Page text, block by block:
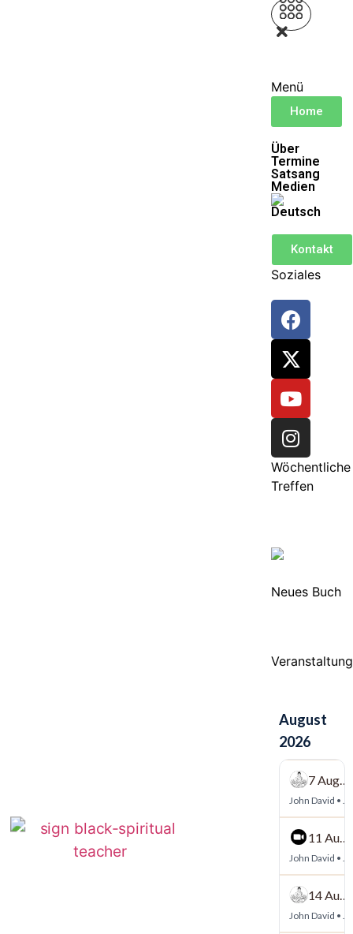
Menü
Home
Über
Termine
Satsang
Medien
Kontakt
Soziales
Wöchentliche
Treffen
Neues Buch